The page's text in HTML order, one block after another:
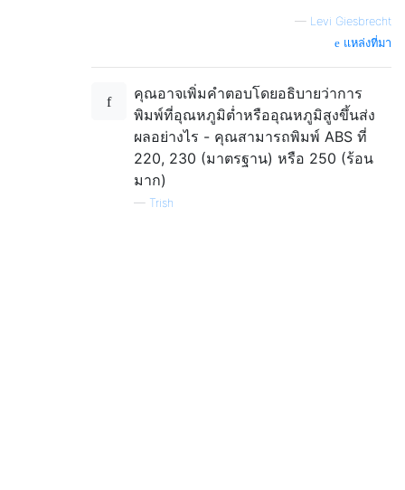
— Levi Giesbrecht
แหล่งที่มา
คุณอาจเพิ่มคำตอบโดยอธิบายว่าการ
พิมพ์ที่อุณหภูมิต่ำหรืออุณหภูมิสูงขึ้นส่ง
ผลอย่างไร - คุณสามารถพิมพ์ ABS ที่
220, 230 (มาตรฐาน) หรือ 250 (ร้อน
มาก)
— Trish